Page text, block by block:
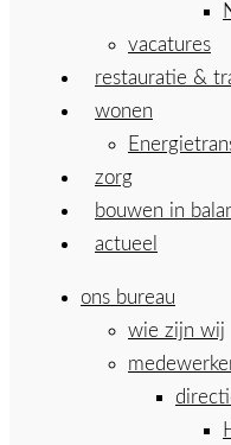
vacatures
restauratie &
wonen
zorg
bouwen in
actueel
ons bureau
wie zijn wij